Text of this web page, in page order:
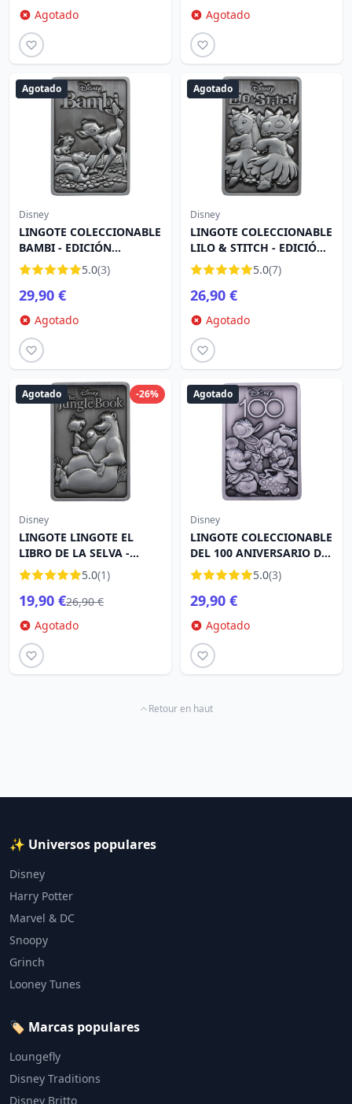
Agotado
Agotado
Agotado
Disney
LINGOTE COLECCIONABLE
BAMBI - EDICIÓN
LIMITADA
5.0(3)
29,90 €
Agotado
Agotado
Disney
LINGOTE COLECCIONABLE
LILO & STITCH - EDICIÓN
LIMITADA
5.0(7)
26,90 €
Agotado
-26%
Agotado
Disney
LINGOTE LINGOTE EL
LIBRO DE LA SELVA -
EDICIÓN LIMITADA
5.0(1)
19,90 €26,90 €
Agotado
Agotado
Disney
LINGOTE COLECCIONABLE
DEL 100 ANIVERSARIO DE
DISNEY - EDICIÓN
LIMITADA
5.0(3)
29,90 €
Agotado
Retour en haut
✨ Universos populares
Disney
Harry Potter
Marvel & DC
Snoopy
Grinch
Looney Tunes
🏷️ Marcas populares
Loungefly
Disney Traditions
Disney Britto